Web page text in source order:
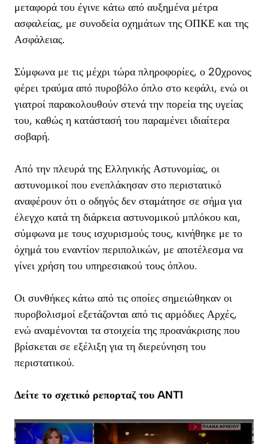
μεταφορά του έγινε κάτω από αυξημένα μέτρα
ασφαλείας, με συνοδεία οχημάτων της ΟΠΚΕ και της
Ασφάλειας.
Σύμφωνα με τις μέχρι τώρα πληροφορίες, ο 20χρονος
φέρει τραύμα από πυροβόλο όπλο στο κεφάλι, ενώ οι
γιατροί παρακολουθούν στενά την πορεία της υγείας
του, καθώς η κατάστασή του παραμένει ιδιαίτερα
σοβαρή.
Από την πλευρά της Ελληνικής Αστυνομίας, οι
αστυνομικοί που ενεπλάκησαν στο περιστατικό
αναφέρουν ότι ο οδηγός δεν σταμάτησε σε σήμα για
έλεγχο κατά τη διάρκεια αστυνομικού μπλόκου και,
σύμφωνα με τους ισχυρισμούς τους, κινήθηκε με το
όχημά του εναντίον περιπολικών, με αποτέλεσμα να
γίνει χρήση του υπηρεσιακού τους όπλου.
Οι συνθήκες κάτω από τις οποίες σημειώθηκαν οι
πυροβολισμοί εξετάζονται από τις αρμόδιες Αρχές,
ενώ αναμένονται τα στοιχεία της προανάκρισης που
βρίσκεται σε εξέλιξη για τη διερεύνηση του
περιστατικού.
Δείτε το σχετικό ρεπορταζ του ANT1